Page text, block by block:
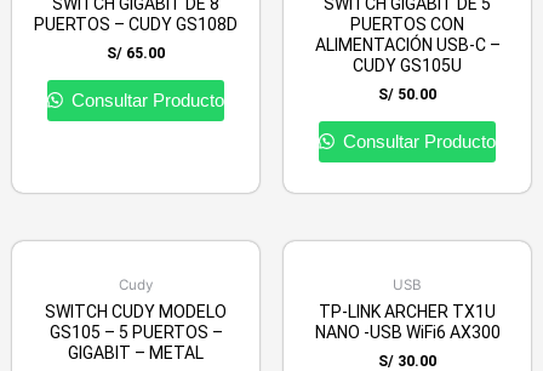
PUERTOS – CUDY GS108D
S/ 65.00
Consultar Producto
PUERTOS CON
ALIMENTACIÓN USB-C –
CUDY GS105U
S/ 50.00
Consultar Producto
Cudy
SWITCH CUDY MODELO
GS105 – 5 PUERTOS –
GIGABIT – METAL
USB
TP-LINK ARCHER TX1U
NANO -USB WiFi6 AX300
S/ 30.00